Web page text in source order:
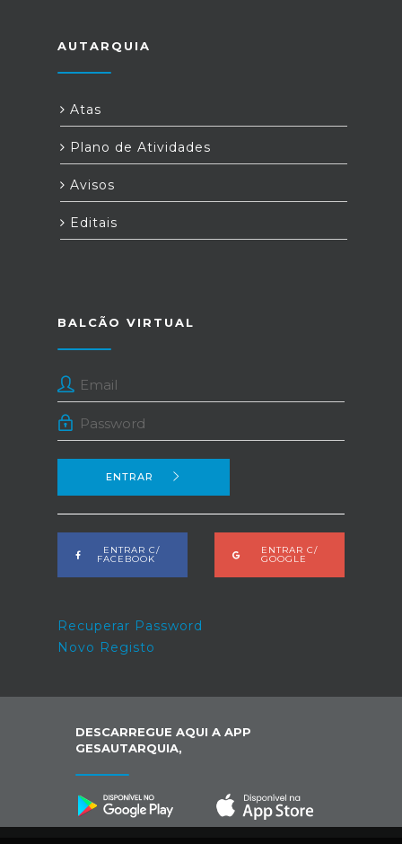
AUTARQUIA
Atas
Plano de Atividades
Avisos
Editais
BALCÃO VIRTUAL
ENTRAR
ENTRAR C/
FACEBOOK
ENTRAR C/
GOOGLE
Recuperar Password
Novo Registo
DESCARREGUE AQUI A APP
GESAUTARQUIA,